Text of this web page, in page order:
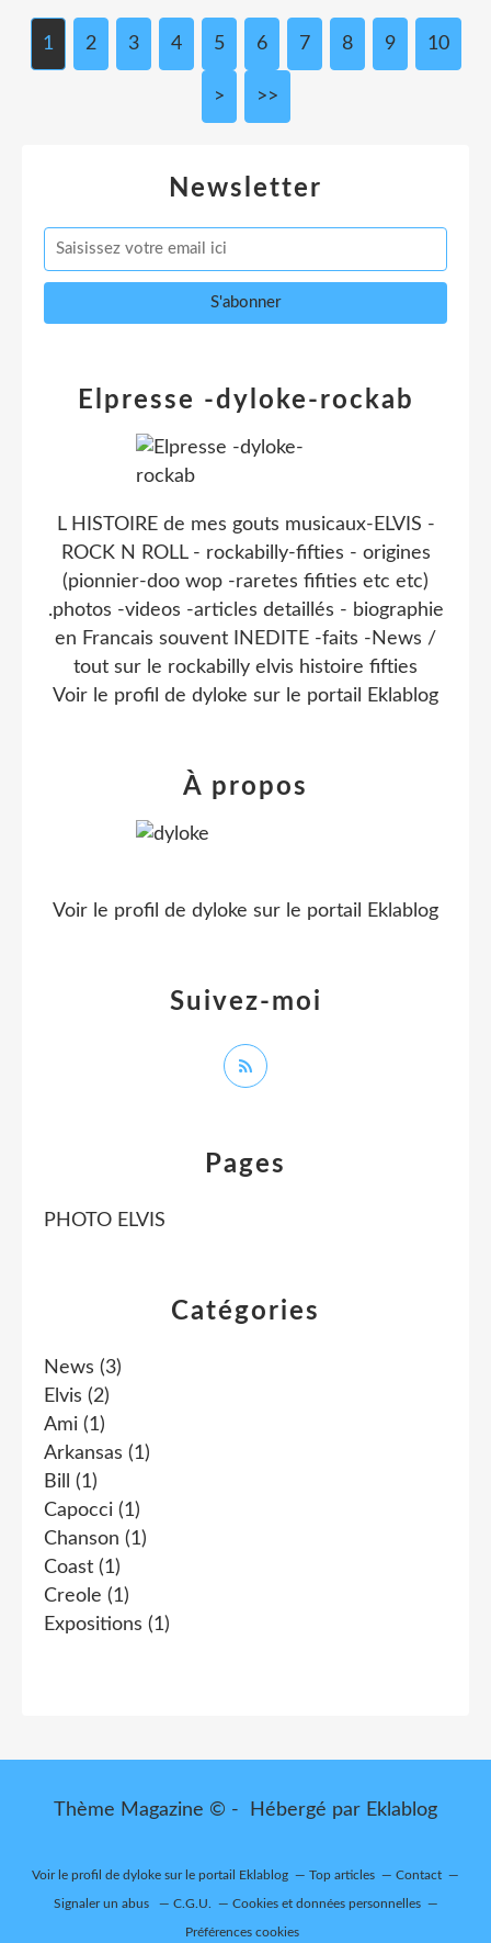
1 2 3 4 5 6 7 8 9 10
> >>
Newsletter
Catégories
News (3)
Elvis (2)
Ami (1)
Arkansas (1)
Bill
(1)
Capocci (1)
Chanson (1)
Coast (1)
Creole (1)
Expositions (1)
Pages
PHOTO ELVIS
Elpresse -dyloke-rockab
L HISTOIRE de mes gouts musicaux-ELVIS -
ROCK N ROLL - rockabilly-fifties - origines
(pionnier-doo wop -raretes fifities etc etc)
.photos -videos -articles detaillés - biographie
en Francais souvent INEDITE -faits -News /
tout sur le rockabilly elvis histoire fifties
Voir le profil de dyloke sur le portail Eklablog
Suivez-moi
À propos
Voir le profil de dyloke sur le portail Eklablog
Thème Magazine © - Hébergé par Eklablog
Voir le profil de dyloke sur le portail Eklablog Top articles Contact
Signaler un abus C.G.U. Cookies et données personnelles
Préférences cookies